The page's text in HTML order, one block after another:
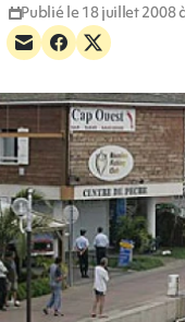
Publié le 18 juillet 2008